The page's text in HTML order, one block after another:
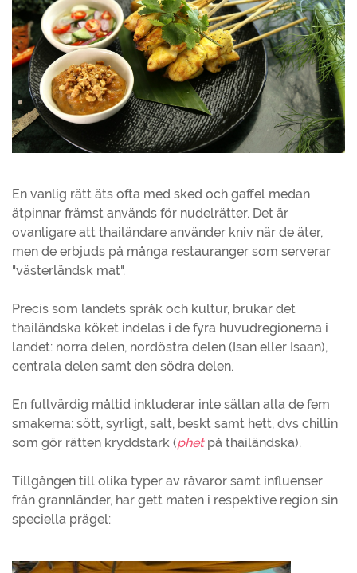
En vanlig rätt äts ofta med sked och gaffel medan
ätpinnar främst används för nudelrätter. Det är
ovanligare att thailändare använder kniv när de äter,
men de erbjuds på många restauranger som serverar
"västerländsk mat".
Precis som landets språk och kultur, brukar det
thailändska köket indelas i de fyra huvudregionerna i
landet: norra delen, nordöstra delen (Isan eller Isaan),
centrala delen samt den södra delen.
En fullvärdig måltid inkluderar inte sällan alla de fem
smakerna: sött, syrligt, salt, beskt samt hett, dvs chillin
som gör rätten kryddstark (phetpå thailändska).
Tillgången till olika typer av råvaror samt influenser
från grannländer, har gett maten i respektive region sin
speciella prägel: